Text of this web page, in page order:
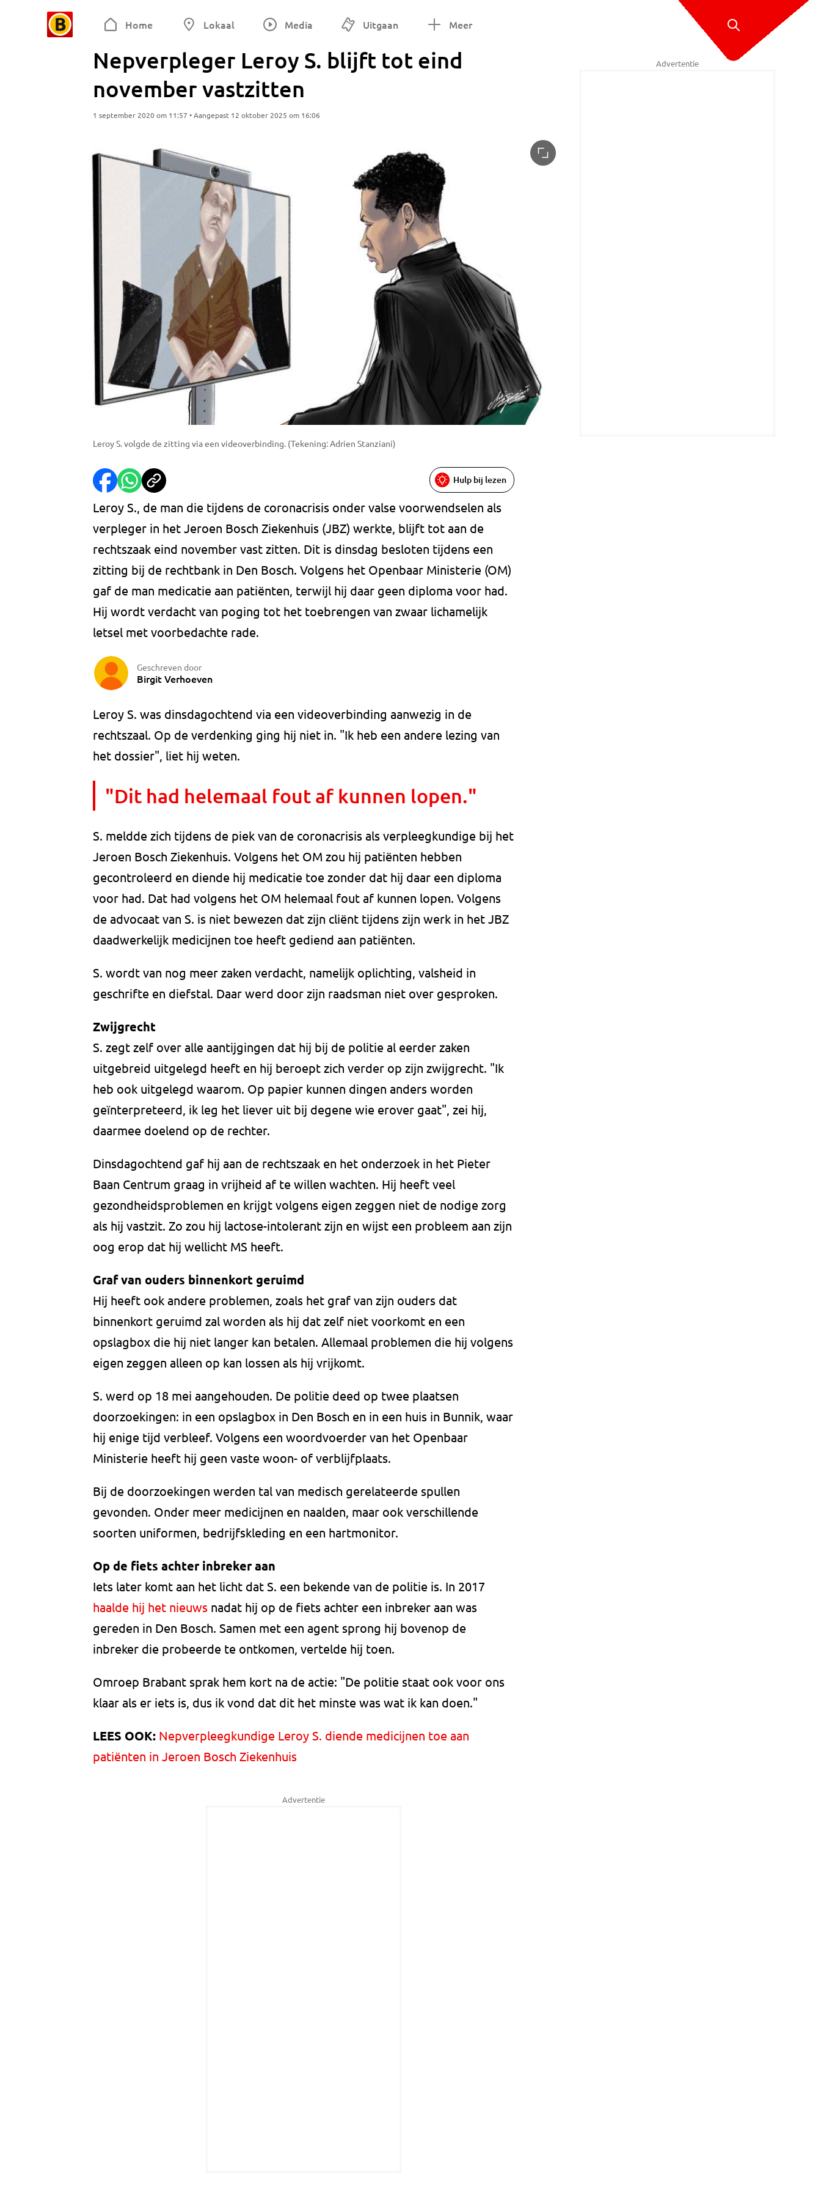
Home Lokaal Media Uitgaan Meer
Nepverpleger Leroy S. blijft tot eind
november vastzitten
1 september 2020 om 11:57 • Aangepast 12 oktober 2025 om 16:06
Leroy S. volgde de zitting via een videoverbinding. (Tekening: Adrien Stanziani)
Hulp bij lezen
Leroy S., de man die tijdens de coronacrisis onder valse voorwendselen als
verpleger in het Jeroen Bosch Ziekenhuis (JBZ) werkte, blijft tot aan de
rechtszaak eind november vast zitten. Dit is dinsdag besloten tijdens een
zitting bij de rechtbank in Den Bosch. Volgens het Openbaar Ministerie (OM)
gaf de man medicatie aan patiënten, terwijl hij daar geen diploma voor had.
Hij wordt verdacht van poging tot het toebrengen van zwaar lichamelijk
letsel met voorbedachte rade.
Geschreven door
Birgit Verhoeven
Leroy S. was dinsdagochtend via een videoverbinding aanwezig in de
rechtszaal. Op de verdenking ging hij niet in. "Ik heb een andere lezing van
het dossier", liet hij weten.
"Dit had helemaal fout af kunnen lopen."
S. meldde zich tijdens de piek van de coronacrisis als verpleegkundige bij het
Jeroen Bosch Ziekenhuis. Volgens het OM zou hij patiënten hebben
gecontroleerd en diende hij medicatie toe zonder dat hij daar een diploma
voor had. Dat had volgens het OM helemaal fout af kunnen lopen. Volgens
de advocaat van S. is niet bewezen dat zijn cliënt tijdens zijn werk in het JBZ
daadwerkelijk medicijnen toe heeft gediend aan patiënten.
S. wordt van nog meer zaken verdacht, namelijk oplichting, valsheid in
geschrifte en diefstal. Daar werd door zijn raadsman niet over gesproken.
Zwijgrecht
S. zegt zelf over alle aantijgingen dat hij bij de politie al eerder zaken
uitgebreid uitgelegd heeft en hij beroept zich verder op zijn zwijgrecht. "Ik
heb ook uitgelegd waarom. Op papier kunnen dingen anders worden
geïnterpreteerd, ik leg het liever uit bij degene wie erover gaat", zei hij,
daarmee doelend op de rechter.
Dinsdagochtend gaf hij aan de rechtszaak en het onderzoek in het Pieter
Baan Centrum graag in vrijheid af te willen wachten. Hij heeft veel
gezondheidsproblemen en krijgt volgens eigen zeggen niet de nodige zorg
als hij vastzit. Zo zou hij lactose-intolerant zijn en wijst een probleem aan zijn
oog erop dat hij wellicht MS heeft.
Graf van ouders binnenkort geruimd
Hij heeft ook andere problemen, zoals het graf van zijn ouders dat
binnenkort geruimd zal worden als hij dat zelf niet voorkomt en een
opslagbox die hij niet langer kan betalen. Allemaal problemen die hij volgens
eigen zeggen alleen op kan lossen als hij vrijkomt.
S. werd op 18 mei aangehouden. De politie deed op twee plaatsen
doorzoekingen: in een opslagbox in Den Bosch en in een huis in Bunnik, waar
hij enige tijd verbleef. Volgens een woordvoerder van het Openbaar
Ministerie heeft hij geen vaste woon- of verblijfplaats.
Bij de doorzoekingen werden tal van medisch gerelateerde spullen
gevonden. Onder meer medicijnen en naalden, maar ook verschillende
soorten uniformen, bedrijfskleding en een hartmonitor.
Op de fiets achter inbreker aan
Iets later komt aan het licht dat S. een bekende van de politie is. In 2017
haalde hij het nieuws nadat hij op de fiets achter een inbreker aan was
gereden in Den Bosch. Samen met een agent sprong hij bovenop de
inbreker die probeerde te ontkomen, vertelde hij toen.
Omroep Brabant sprak hem kort na de actie: "De politie staat ook voor ons
klaar als er iets is, dus ik vond dat dit het minste was wat ik kan doen."
LEES OOK: Nepverpleegkundige Leroy S. diende medicijnen toe aan
patiënten in Jeroen Bosch Ziekenhuis
Advertentie
Advertentie